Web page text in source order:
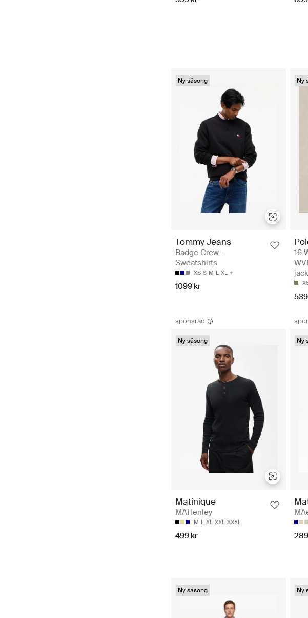
Ny säsong
Tommy Jeans
Badge Crew -
Sweatshirts
XS S M L XL
1099 kr
Ny
16
sponsrad
Ny säsong
Matinique
MAHenley
M L XL XXL XXXL
499 kr
Ny
Ny säsong Ny